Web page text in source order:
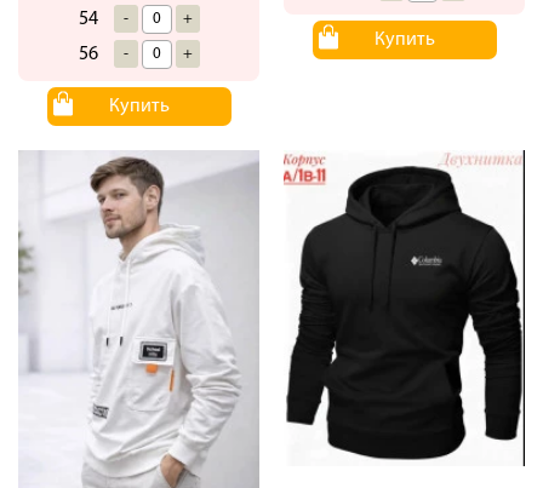
54 - +
56 - +
Купить
Купить